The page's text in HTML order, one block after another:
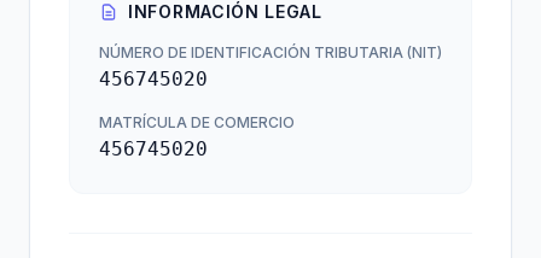
INFORMACIÓN LEGAL
NÚMERO DE IDENTIFICACIÓN TRIBUTARIA (NIT)
456745020
MATRÍCULA DE COMERCIO
456745020